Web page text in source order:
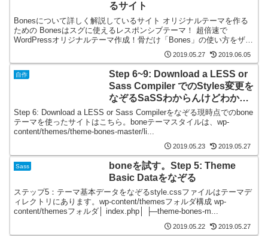
るサイト
Bonesについて詳しく解説しているサイト オリジナルテーマを作る
ための Bonesはスグに使えるレスポンシブテーマ！ 超倍速で
WordPressオリジナルテーマ作成！骨だけ「Bones」の使い方をザッ
2019.05.27 2019.06.05
自作
Step 6~9: Download a LESS or
Sass Compiler でのStyles変更を
なぞるSaSSわからんけどわかっ
たことにする。
Step 6: Download a LESS or Sass Compilerをなぞる現時点でのbone
テーマを使ったサイトはこちら。boneテーマスタイルは、wp-
content/themes/theme-bones-master/li...
2019.05.23 2019.05.27
Sass
boneを試す。Step 5: Theme
Basic Dataをなぞる
ステップ5：テーマ基本データをなぞるstyle.cssファイルはテーマデ
ィレクトリにあります。wp-content/themesフォルダ構成 wp-
content/themesフォルダ│ index.php│ ├─theme-bones-m...
2019.05.22 2019.05.27